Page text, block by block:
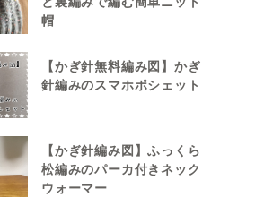
帽
【かぎ針無料編み図】かぎ
針編みのスマホポシェット
【かぎ針編み図】ふっくら
松編みのパーカ付きネック
ウォーマー